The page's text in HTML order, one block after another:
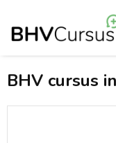
BHV cursus